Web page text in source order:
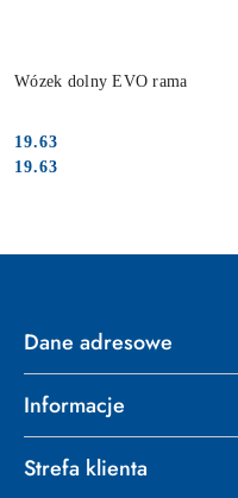
Wózek dolny EVO rama
Cena:
19.63
Cena:
19.63
Dane adresowe
Informacje
Strefa klienta